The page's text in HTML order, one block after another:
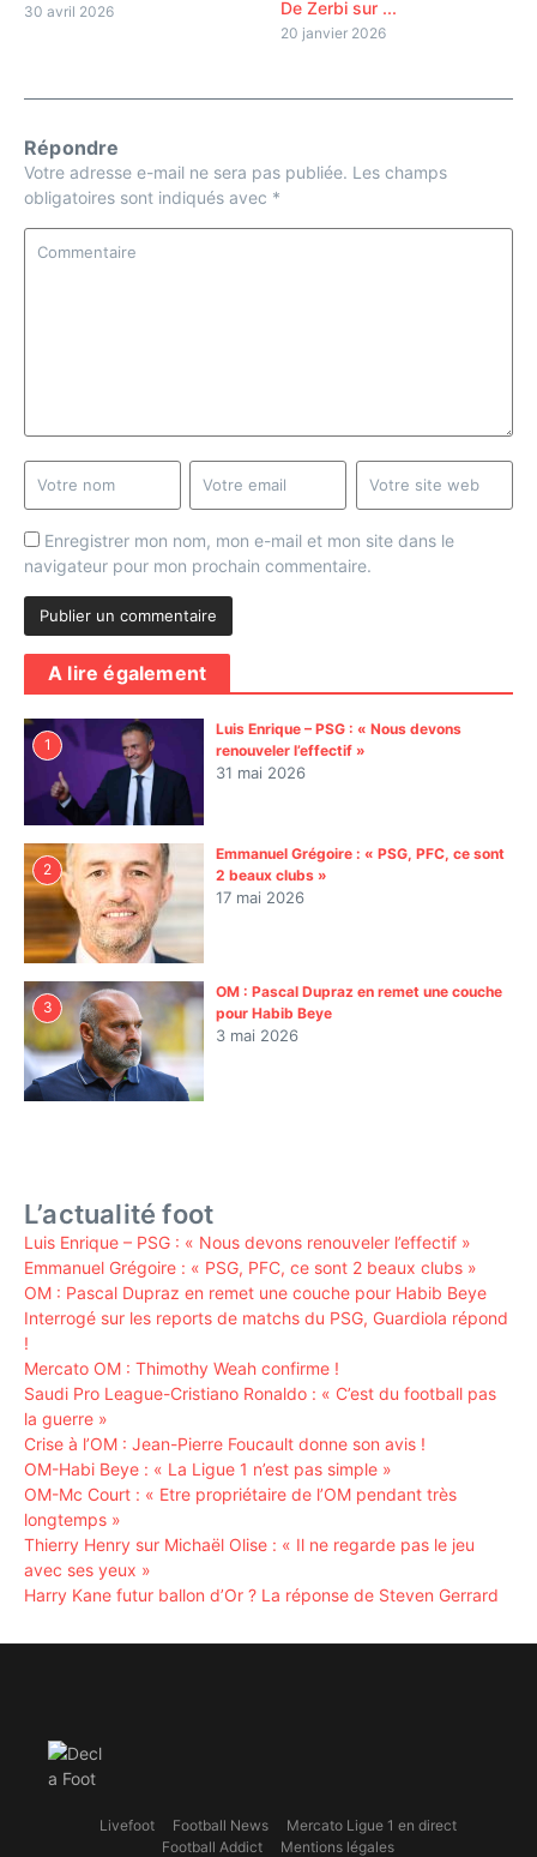
30 avril 2026 De Zerbi sur ...
20 janvier 2026
Répondre
Votre adresse e-mail ne sera pas publiée. Les champs
obligatoires sont indiqués avec *
Enregistrer mon nom, mon e-mail et mon site dans le
navigateur pour mon prochain commentaire.
A lire également
1
Luis Enrique – PSG : « Nous devons
renouveler l’effectif »
31 mai 2026
2
Emmanuel Grégoire : « PSG, PFC, ce sont
2 beaux clubs »
17 mai 2026
3
OM : Pascal Dupraz en remet une couche
pour Habib Beye
3 mai 2026
L’actualité foot
Luis Enrique – PSG : « Nous devons renouveler l’effectif »
Emmanuel Grégoire : « PSG, PFC, ce sont 2 beaux clubs »
OM : Pascal Dupraz en remet une couche pour Habib Beye
Interrogé sur les reports de matchs du PSG, Guardiola répond
!
Mercato OM : Thimothy Weah confirme !
Saudi Pro League-Cristiano Ronaldo : « C’est du football pas
la guerre »
Crise à l’OM : Jean-Pierre Foucault donne son avis !
OM-Habi Beye : « La Ligue 1 n’est pas simple »
OM-Mc Court : « Etre propriétaire de l’OM pendant très
longtemps »
Thierry Henry sur Michaël Olise : « Il ne regarde pas le jeu
avec ses yeux »
Harry Kane futur ballon d’Or ? La réponse de Steven Gerrard
Livefoot Football News
Mercato Ligue 1 en direct
Football Addict
Mentions légales